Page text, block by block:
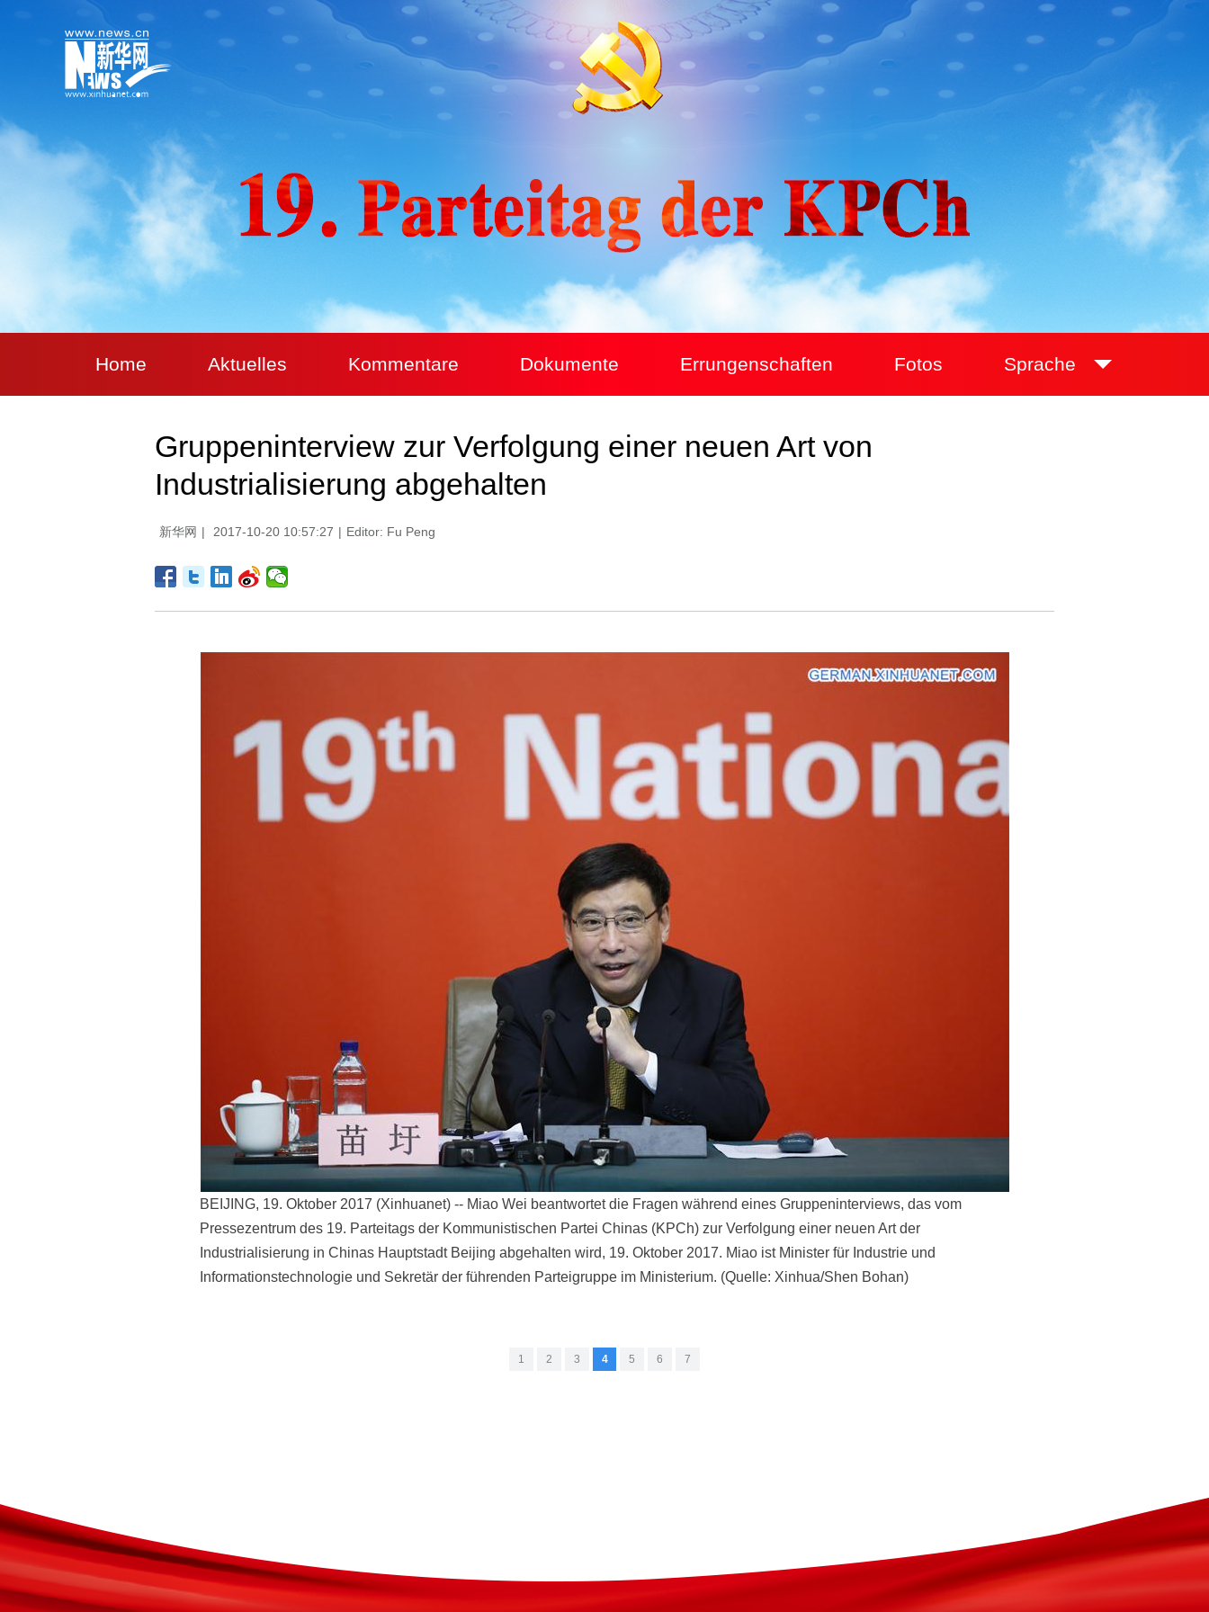
Home Aktuelles Kommentare Dokumente Errungenschaften Fotos Sprache
Gruppeninterview zur Verfolgung einer neuen Art von
Industrialisierung abgehalten
新华网 | 2017-10-20 10:57:27 | Editor: Fu Peng
BEIJING, 19. Oktober 2017 (Xinhuanet) -- Miao Wei beantwortet die Fragen während eines Gruppeninterviews, das vom
Pressezentrum des 19. Parteitags der Kommunistischen Partei Chinas (KPCh) zur Verfolgung einer neuen Art der
Industrialisierung in Chinas Hauptstadt Beijing abgehalten wird, 19. Oktober 2017. Miao ist Minister für Industrie und
Informationstechnologie und Sekretär der führenden Parteigruppe im Ministerium. (Quelle: Xinhua/Shen Bohan)
1 2 3 4 5 6 7